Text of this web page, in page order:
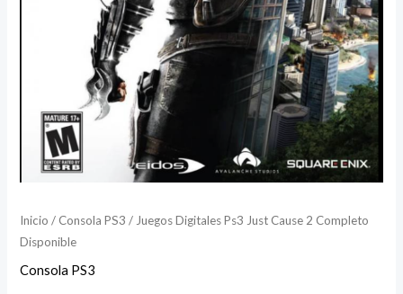
Inicio / Consola PS3 / Juegos Digitales Ps3 Just Cause 2 Completo
Disponible
Consola PS3